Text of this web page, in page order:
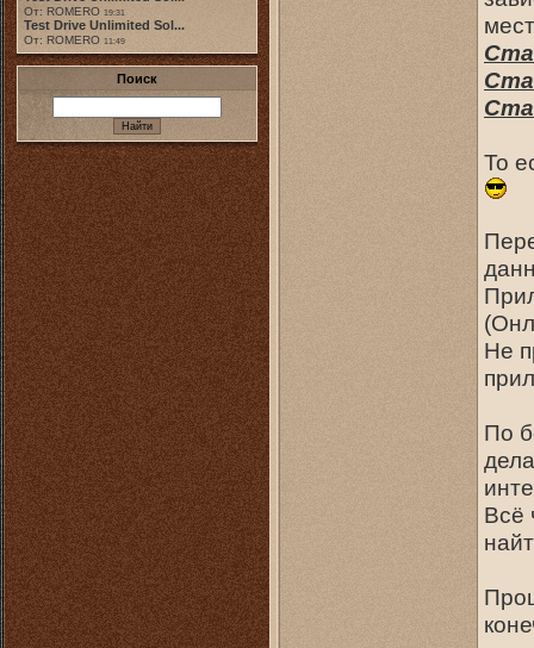
От: ROMERO 19:31
Test Drive Unlimited Sol...
От: ROMERO 11:49
Поиск
То
Не
По
Всё